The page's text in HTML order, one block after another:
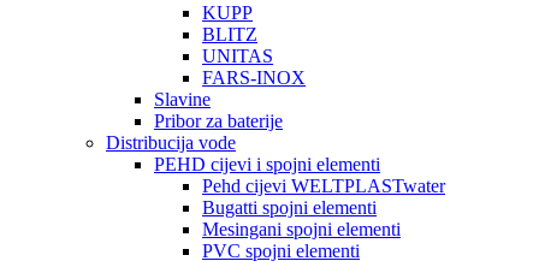
KUPP
BLITZ
UNITAS
FARS-INOX
Slavine
Pribor za baterije
Distribucija vode
PEHD cijevi i spojni elementi
Pehd cijevi WELTPLASTwater
Bugatti spojni elementi
Mesingani spojni elementi
PVC spojni elementi